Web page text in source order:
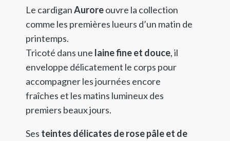
Le cardiganAuroreouvre la collection
comme les premières lueurs d’un matin de
printemps.
Tricoté dans une laine fine et douce, il
enveloppe délicatement le corps pour
accompagner les journées encore
fraîches et les matins lumineux des
premiers beaux jours.
Ses teintes délicates de rose pâle et de